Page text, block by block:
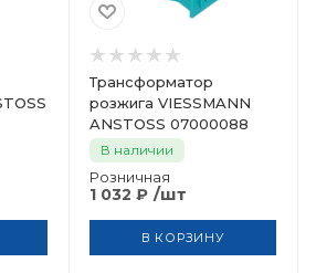
Трансформатор
розжига VIESSMANN
ANSTOSS 07000088
В наличии
Розничная
1 032 ₽ /шт
В КОРЗИНУ